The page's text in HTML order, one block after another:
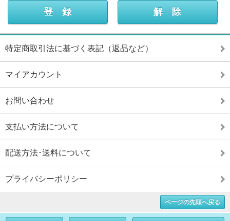
特定商取引法に基づく表記（返品など）
マイアカウント
お問い合わせ
支払い方法について
配送方法･送料について
プライバシーポリシー
ページの先頭へ戻る